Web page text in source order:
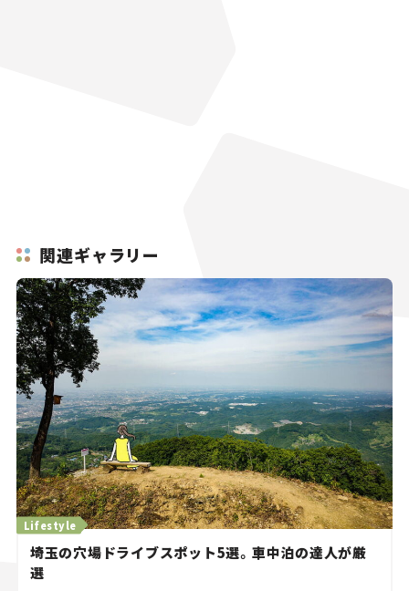
関連ギャラリー
Lifestyle
埼玉の穴場ドライブスポット5選。車中泊の達人が厳
選